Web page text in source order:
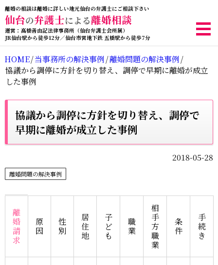
離婚の相談は離婚に詳しい地元仙台の弁護士にご相談下さい
仙台の弁護士による離婚相談
運営：高橋善由記法律事務所（仙台弁護士会所属）
JR仙台駅から徒歩12分／仙台市営地下鉄 五橋駅から徒歩7分
HOME/当事務所の解決事例/離婚問題の解決事例/
協議から調停に方針を切り替え、調停で早期に離婚が成立
した事例
協議から調停に方針を切り替え、調停で
早期に離婚が成立した事例
2018-05-28
離婚問題の解決事例
離
婚
請
求
原
因
性
別
居
住
地
子
ど
も
職
業
相
手
方
職
業
条
件
手
続
き